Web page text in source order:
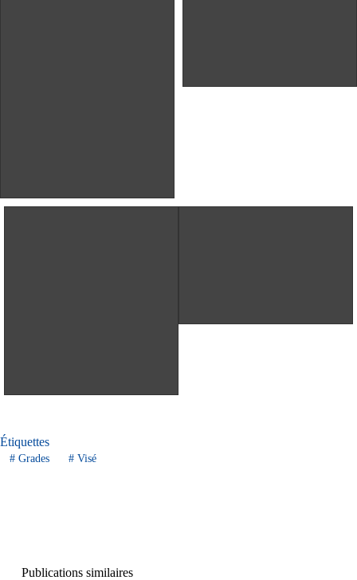
Étiquettes
#Grades #Visé
Publications similaires